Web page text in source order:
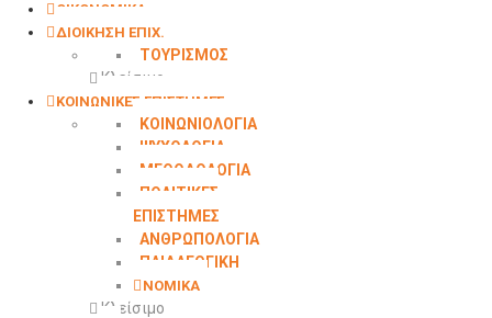
ΟΙΚΟΝΟΜΙΚΑ
ΔΙΟΙΚΗΣΗ ΕΠΙΧ.
ΤΟΥΡΙΣΜΟΣ
Κλείσιμο
ΚΟΙΝΩΝΙΚΕΣ ΕΠΙΣΤΗΜΕΣ
ΚΟΙΝΩΝΙΟΛΟΓΙΑ
ΨΥΧΟΛΟΓΙΑ
ΜΕΘΟΔΟΛΟΓΙΑ
ΠΟΛΙΤΙΚΕΣ
ΕΠΙΣΤΗΜΕΣ
ΑΝΘΡΩΠΟΛΟΓΙΑ
ΠΑΙΔΑΓΩΓΙΚΗ
ΝΟΜΙΚΑ
Κλείσιμο